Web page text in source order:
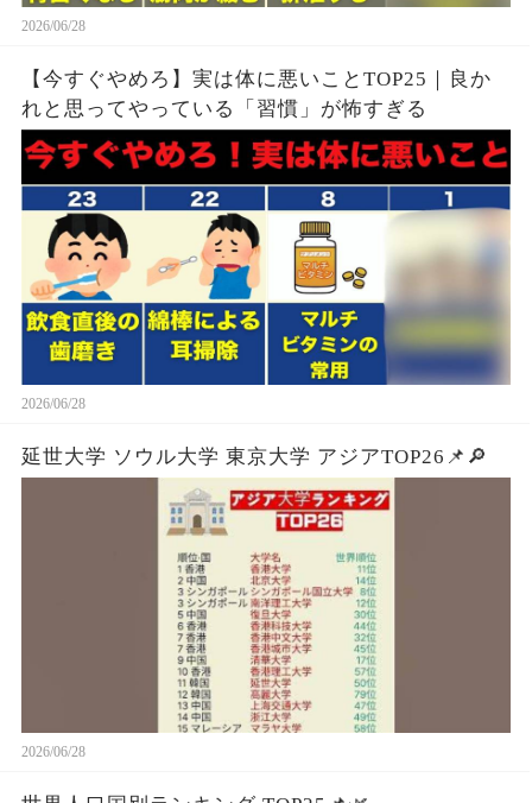
2026/06/28
【今すぐやめろ】実は体に悪いことTOP25｜良か
れと思ってやっている「習慣」が怖すぎる
2026/06/28
延世大学 ソウル大学 東京大学 アジアTOP26📌🔎
2026/06/28